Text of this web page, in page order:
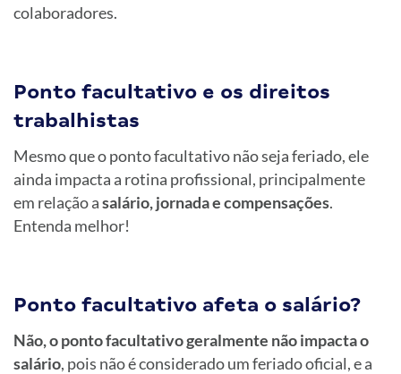
colaboradores.
Ponto facultativo e os direitos
trabalhistas
Mesmo que o ponto facultativo não seja feriado, ele
ainda impacta a rotina profissional, principalmente
em relação asalário, jornada e compensações.
Entenda melhor!
Ponto facultativo afeta o salário?
Não, o ponto facultativo geralmente não impacta o
salário, pois não é considerado um feriado oficial, e a